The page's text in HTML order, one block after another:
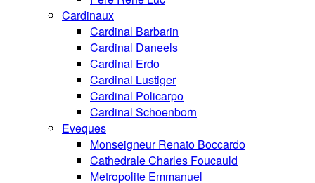
Cardinaux
Cardinal Barbarin
Cardinal Daneels
Cardinal Erdo
Cardinal Lustiger
Cardinal Policarpo
Cardinal Schoenborn
Eveques
Monseigneur Renato Boccardo
Cathedrale Charles Foucauld
Metropolite Emmanuel